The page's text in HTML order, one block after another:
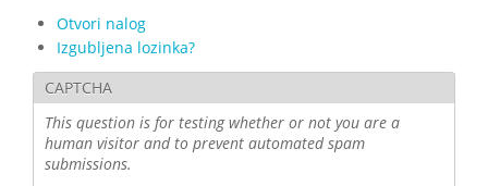
Otvori nalog
Izgubljena lozinka?
CAPTCHA
This question is for testing whether or not you are a
human visitor and to prevent automated spam
submissions.